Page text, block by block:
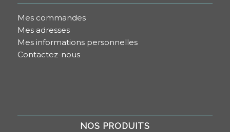
Mes commandes
Mes adresses
Mes informations personnelles
Contactez-nous
NOS PRODUITS